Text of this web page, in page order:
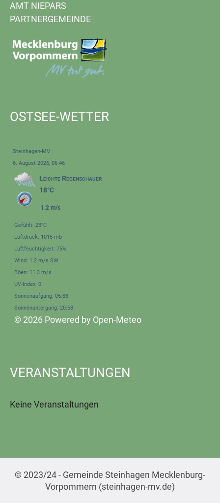
AMT NIEPARS
PARTNERGEMEINDE
OSTSEE-WETTER
Steinhagen-MV
6. August 2026, 06:46
Leichte Regenschauer
18°C
1.2 m/s
Gefühlt: 23°C
Luftdruck: 1015 mb
Luftfeuchtigkeit: 75%
Wind: 1.2 m/s SW
Böen: 11.3 m/s
UV-Index: 0
Sonnenaufgang: 05:33
Sonnenuntergang: 20:58
© 2026 Powered by Open-Meteo
VERANSTALTUNGEN
Keine Veranstaltungen
© 2023/24 - Gemeinde Steinhagen Mecklenburg-
Vorpommern (steinhagen-mv.de)